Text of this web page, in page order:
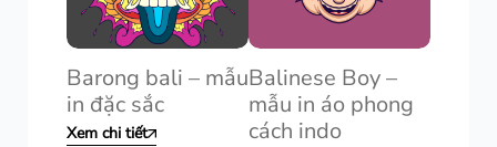
Barong bali – mẫu
in đặc sắc
Xem chi tiết
Balinese Boy –
mẫu in áo phong
cách indo